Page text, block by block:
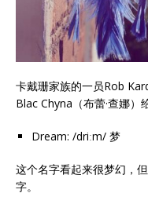
卡戴珊家族的一员Rob
Blac Chyna（布蕾·查娜）
Dream: /driːm/ 梦
这个名字看起来很梦幻，
字。